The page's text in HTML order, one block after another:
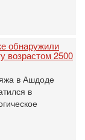
обнаружили
возрастом 2500
в Ашдоде
в